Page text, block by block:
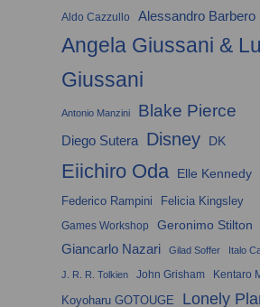
Aldo Cazzullo Alessandro Barbero
Angela Giussani &
Giussani
Antonio Manzini Blake Pierce
Diego Sutera Disney DK
Eiichiro Oda Elle Kennedy
Federico Rampini
Felicia Kingsley
Games Workshop
Geronimo Stilton
Giancarlo Nazari
Gilad Soffer Italo
J. R. R. Tolkien John Grisham Kentaro
Koyoharu GOTOUGE Lonely